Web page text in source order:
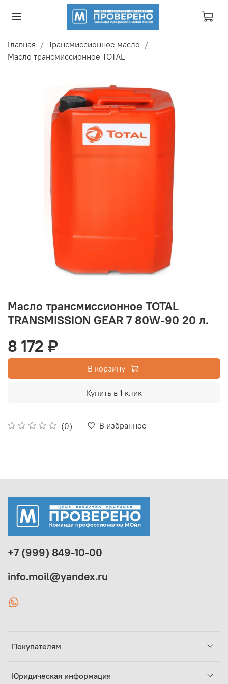
Главная
Трансмиссионное масло
Масло трансмиссионное TOTAL
Масло трансмиссионное TOTAL
TRANSMISSION GEAR 7 80W-90 20 л.
(0) В избранное
8 172 ₽
В корзину
Купить в 1 клик
Покупателям
Юридическая информация
+7 (999) 849-10-00
info.moil@yandex.ru